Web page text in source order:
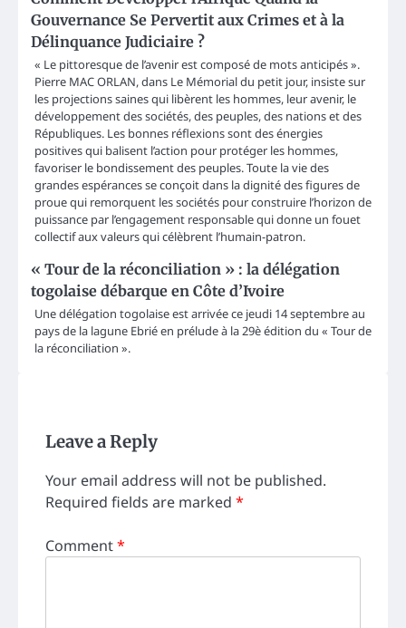
Gouvernance Se Pervertit aux Crimes et à la
Délinquance Judiciaire ?
« Le pittoresque de l’avenir est composé de mots anticipés ».
Pierre MAC ORLAN, dans Le Mémorial du petit jour, insiste sur
les projections saines qui libèrent les hommes, leur avenir, le
développement des sociétés, des peuples, des nations et des
Républiques. Les bonnes réflexions sont des énergies
positives qui balisent l’action pour protéger les hommes,
favoriser le bondissement des peuples. Toute la vie des
grandes espérances se conçoit dans la dignité des figures de
proue qui remorquent les sociétés pour construire l’horizon de
puissance par l’engagement responsable qui donne un fouet
collectif aux valeurs qui célèbrent l’humain-patron.
« Tour de la réconciliation » : la délégation
togolaise débarque en Côte d’Ivoire
Une délégation togolaise est arrivée ce jeudi 14 septembre au
pays de la lagune Ebrié en prélude à la 29è édition du « Tour de
la réconciliation ».
Leave a Reply
Your email address will not be published.
Required fields are marked *
Comment*